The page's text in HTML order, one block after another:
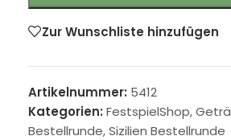
Zur Wunschliste hinzufügen
Artikelnummer: 5412
Kategorien: FestspielShop,
Bestellrunde,Sizilien Bestellrunde